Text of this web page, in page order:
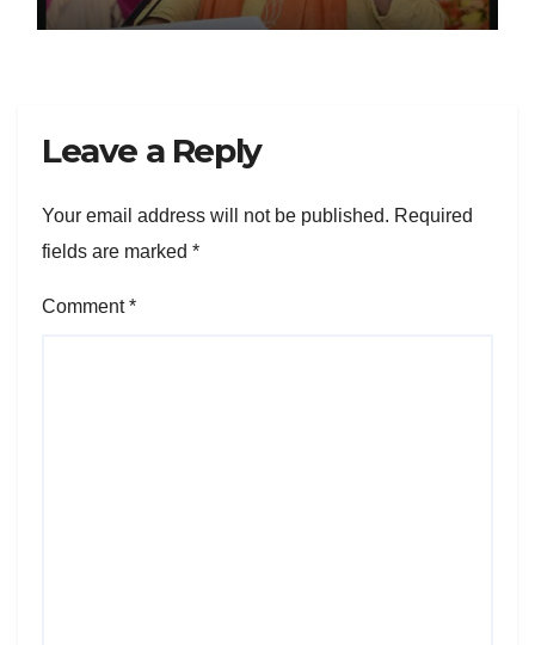
Leave a Reply
Your email address will not be published. Required
fields are marked *
Comment*